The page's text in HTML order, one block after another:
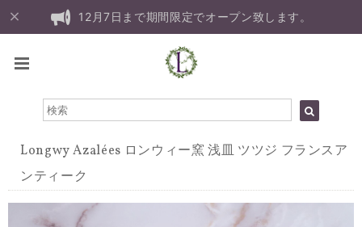
12月7日まで期間限定でオープン致します。
Longwy Azalées ロンウィー窯 浅皿 ツツジ フランスア
ンティーク